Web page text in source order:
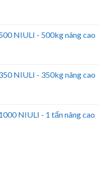
NIULI - 500kg nâng cao
NIULI - 350kg nâng cao
NIULI - 1 tấn nâng cao